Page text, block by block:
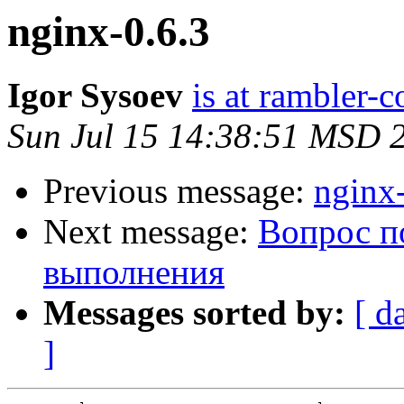
nginx-0.6.3
Igor Sysoev is at rambler-
Sun Jul 15 14:38:51 MSD
Previous message:
Next message: Вопрос
выполнения
Messages sorted by: [
]